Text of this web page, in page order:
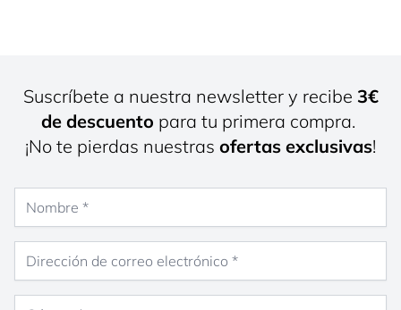
Suscríbete a nuestra newsletter y recibe 3€
de descuento para tu primera compra.
¡No te pierdas nuestras ofertas exclusivas!